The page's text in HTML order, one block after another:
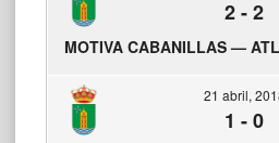
2-2
MOTIVA CABANILLAS —
21 abril,
1 -0